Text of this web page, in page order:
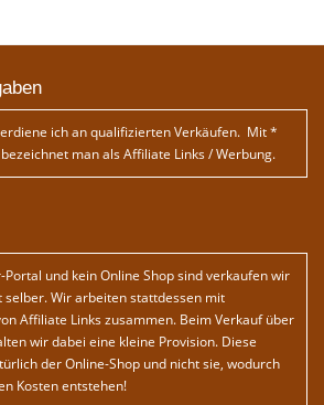
ich an qualifizierten Verkäufen. Mit *
man als Affiliate Links / Werbung.
und kein Online Shop sind verkaufen wir
selber. Wir arbeiten stattdessen mit
Affiliate Links zusammen. Beim Verkauf über
wir dabei eine kleine Provision. Diese
der Online-Shop und nicht sie, wodurch
Kosten entstehen!